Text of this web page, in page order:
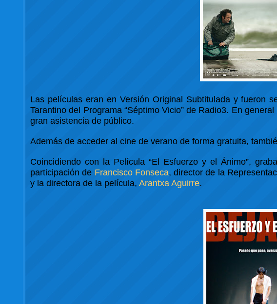
Las películas eran en Versión Original Subtitulada y fueron
Tarantino del Programa “Séptimo Vicio” de Radio3. En
gran asistencia de público.
Además de acceder al cine de verano de forma gratuita,
Coincidiendo con la Película “El Esfuerzo y el Ánimo”,
participación de Francisco Fonseca, director de la
y la directora de la película,Arantxa Aguirre.